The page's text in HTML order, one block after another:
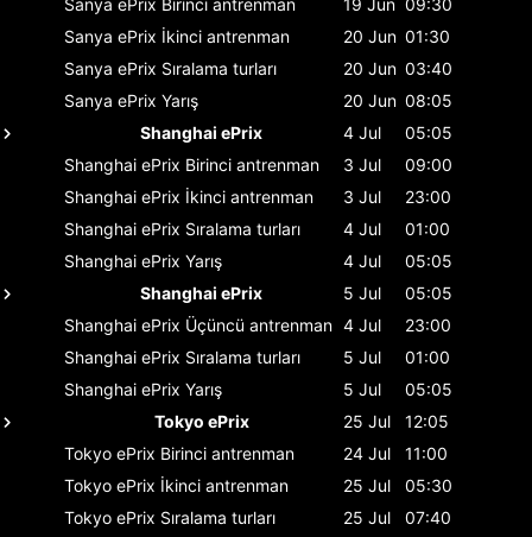
Sanya ePrix İkinci antrenman 20 Jun 01:30
Sanya ePrix Sıralama turları 20 Jun 03:40
Sanya ePrix Yarış 20 Jun 08:05
Shanghai ePrix
4 Jul
05:05
Shanghai ePrix Birinci antrenman 3 Jul
09:00
Shanghai ePrix İkinci antrenman 3 Jul
23:00
Shanghai ePrix Sıralama turları 4 Jul
01:00
Shanghai ePrix Yarış 4 Jul
05:05
Shanghai ePrix
5 Jul
05:05
Shanghai ePrix Üçüncü antrenman 4 Jul
23:00
Shanghai ePrix Sıralama turları 5 Jul
01:00
Shanghai ePrix Yarış 5 Jul
05:05
Tokyo ePrix
25 Jul
12:05
Tokyo ePrix Birinci antrenman 24 Jul
11:00
Tokyo ePrix İkinci antrenman 25 Jul
05:30
Tokyo ePrix Sıralama turları 25 Jul
07:40